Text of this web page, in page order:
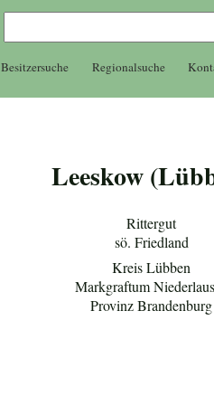
Besitzersuche Regionalsuche
Leeskow
Rittergut
sö. Friedland
Kreis Lübben
Markgraftum
Provinz Brandenburg